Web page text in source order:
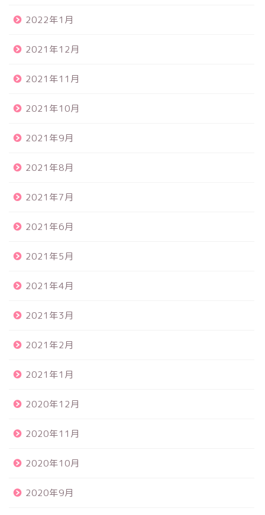
2022年1月
2021年12月
2021年11月
2021年10月
2021年9月
2021年8月
2021年7月
2021年6月
2021年5月
2021年4月
2021年3月
2021年2月
2021年1月
2020年12月
2020年11月
2020年10月
2020年9月